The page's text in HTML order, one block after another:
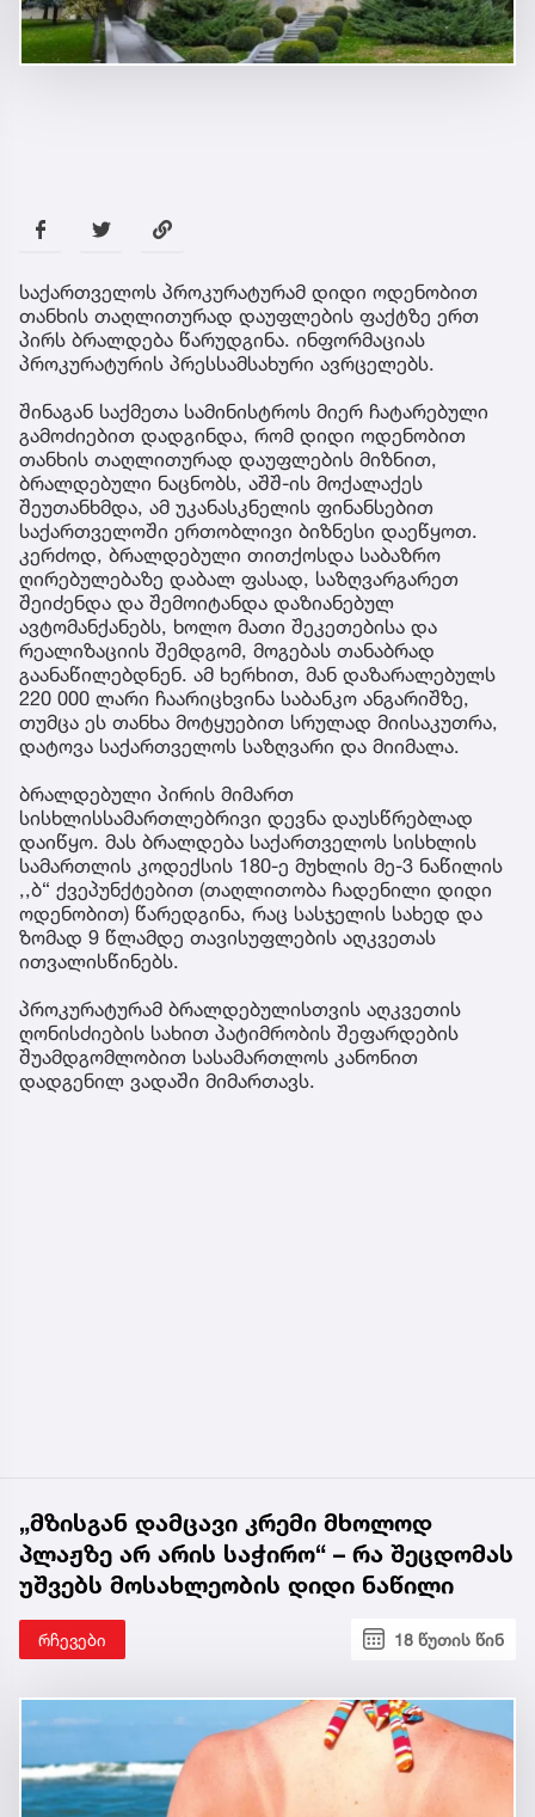
საქართველოს პროკურატურამ დიდი ოდენობით
თანხის თაღლითურად დაუფლების ფაქტზე ერთ
პირს ბრალდება წარუდგინა. ინფორმაციას
პროკურატურის პრესსამსახური ავრცელებს.
შინაგან საქმეთა სამინისტროს მიერ ჩატარებული
გამოძიებით დადგინდა, რომ დიდი ოდენობით
თანხის თაღლითურად დაუფლების მიზნით,
ბრალდებული ნაცნობს, აშშ-ის მოქალაქეს
შეუთანხმდა, ამ უკანასკნელის ფინანსებით
საქართველოში ერთობლივი ბიზნესი დაეწყოთ.
კერძოდ, ბრალდებული თითქოსდა საბაზრო
ღირებულებაზე დაბალ ფასად, საზღვარგარეთ
შეიძენდა და შემოიტანდა დაზიანებულ
ავტომანქანებს, ხოლო მათი შეკეთებისა და
რეალიზაციის შემდგომ, მოგებას თანაბრად
გაანაწილებდნენ. ამ ხერხით, მან დაზარალებულს
220 000 ლარი ჩაარიცხვინა საბანკო ანგარიშზე,
თუმცა ეს თანხა მოტყუებით სრულად მიისაკუთრა,
დატოვა საქართველოს საზღვარი და მიიმალა.
ბრალდებული პირის მიმართ
სისხლისსამართლებრივი დევნა დაუსწრებლად
დაიწყო. მას ბრალდება საქართველოს სისხლის
სამართლის კოდექსის 180-ე მუხლის მე-3 ნაწილის
,,ბ“ ქვეპუნქტებით (თაღლითობა ჩადენილი დიდი
ოდენობით) წარედგინა, რაც სასჯელის სახედ და
ზომად 9 წლამდე თავისუფლების აღკვეთას
ითვალისწინებს.
პროკურატურამ ბრალდებულისთვის აღკვეთის
ღონისძიების სახით პატიმრობის შეფარდების
შუამდგომლობით სასამართლოს კანონით
დადგენილ ვადაში მიმართავს.
„მზისგან დამცავი კრემი მხოლოდ
პლაჟზე არ არის საჭირო“ – რა შეცდომას
უშვებს მოსახლეობის დიდი ნაწილი
რჩევები 18 წუთის წინ